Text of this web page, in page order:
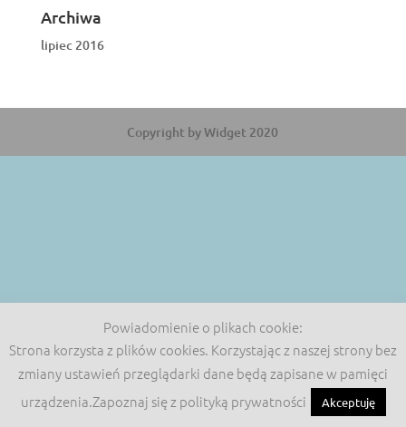
Archiwa
lipiec 2016
Copyright by Widget 2020
Powiadomienie o plikach cookie:
Strona korzysta z plików cookies. Korzystając z naszej strony bez
zmiany ustawień przeglądarki dane będą zapisane w pamięci
urządzenia.Zapoznaj się z polityką prywatności
Akceptuję